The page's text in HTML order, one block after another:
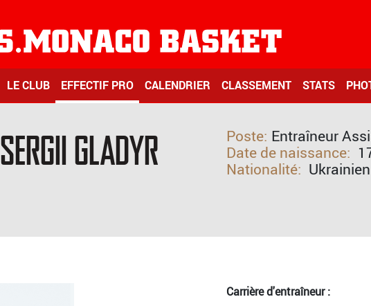
LE CLUB EFFECTIF PRO CALENDRIER CLASSEMENT STATS
Sergii GLADYR Poste: Entraîneur
Date de naissance:
Nationalité: Ukrainien
Carrière d'entraîneur :